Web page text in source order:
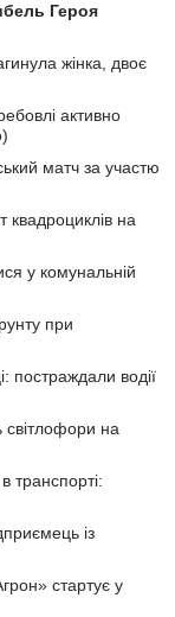
Героя
жінка, двоє
активно
матч за участю
квадроциклів на
у комунальній
при
постраждали водії
світлофори на
транспорті:
із
стартує у